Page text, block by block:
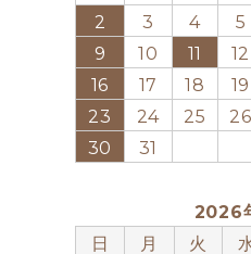
2
3 4 5
9
10 11 12
16
17 18 19
23
24 25 26
30
31
2026
日
月 火